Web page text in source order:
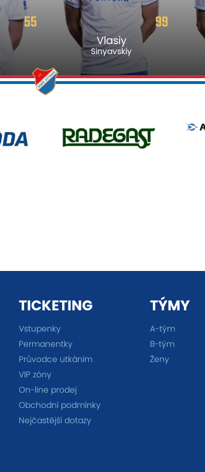
55 99
Vlasiy
Sinyavskiy
TICKETING
Vstupenky
Permanentky
Průvodce utkáním
VIP zóny
On-line prodej
Obchodní podmínky
Nejčastější dotazy
TÝMY
A-tým
B-tým
Ženy